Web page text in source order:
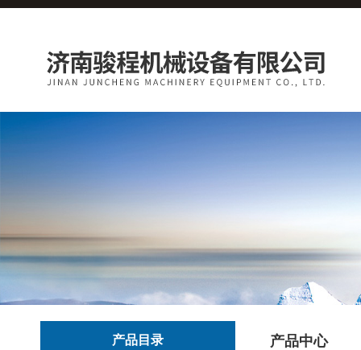
产品目录 产品中心